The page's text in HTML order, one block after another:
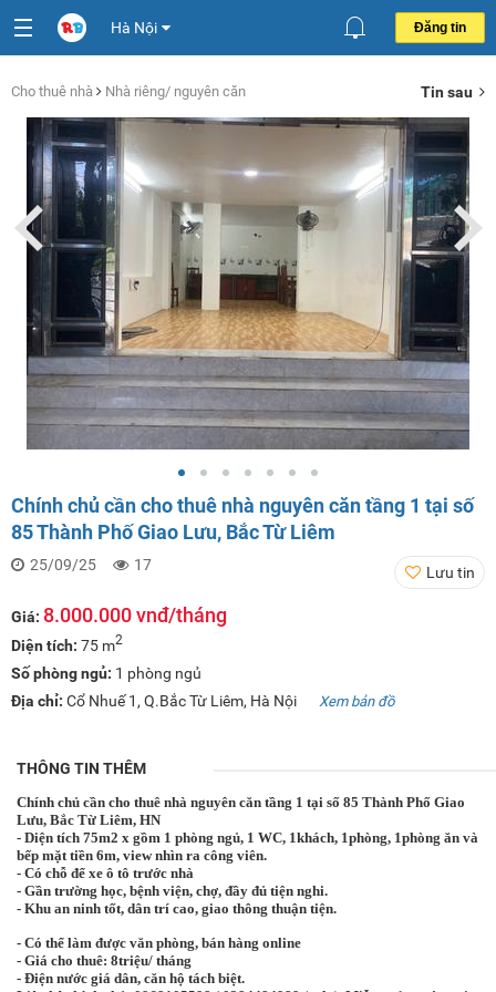
Hà Nội Đăng tin
Cho thuê nhà Nhà riêng/ nguyên căn Tin sau
Chính chủ cần cho thuê nhà nguyên căn tầng 1 tại số
85 Thành Phố Giao Lưu, Bắc Từ Liêm
25/09/25 17 Lưu tin
Giá: 8.000.000 vnđ/tháng
Diện tích: 75 m2
Số phòng ngủ: 1 phòng ngủ
Địa chỉ: Cổ Nhuế 1, Q.Bắc Từ Liêm, Hà Nội Xem bản đồ
THÔNG TIN THÊM
Chính chủ cần cho thuê nhà nguyên căn tầng 1 tại số 85 Thành Phố Giao
Lưu, Bắc Từ Liêm, HN
- Diện tích 75m2 x gồm 1 phòng ngủ, 1 WC, 1khách, 1phòng, 1phòng ăn và
bếp mặt tiền 6m, view nhìn ra công viên.
- Có chỗ để xe ô tô trước nhà
- Gần trường học, bệnh viện, chợ, đầy đủ tiện nghi.
- Khu an ninh tốt, dân trí cao, giao thông thuận tiện.
- Có thể làm được văn phòng, bán hàng online
- Giá cho thuê: 8triệu/ tháng
- Điện nước giá dân, căn hộ tách biệt.